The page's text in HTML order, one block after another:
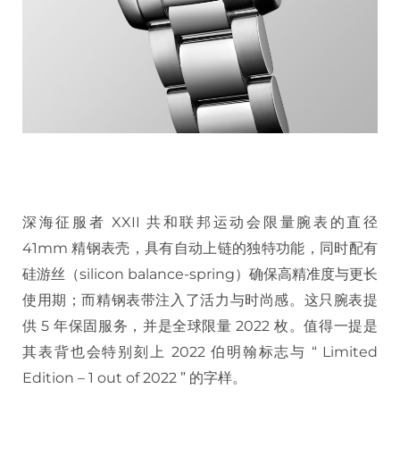
深海征服者 XXII 共和联邦运动会限量腕表的直径
41mm 精钢表壳，具有自动上链的独特功能，同时配有
硅游丝（silicon balance-spring）确保高精准度与更长
使用期；而精钢表带注入了活力与时尚感。这只腕表提
供 5 年保固服务，并是全球限量 2022 枚。值得一提是
其表背也会特别刻上 2022 伯明翰标志与 “ Limited
Edition – 1 out of 2022 ” 的字样。